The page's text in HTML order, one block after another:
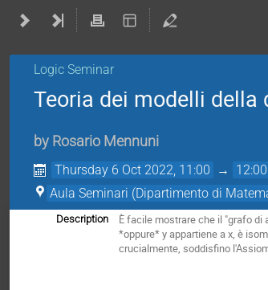
Logic Seminar
Teoria dei modelli della
by Rosario Mennuni
Thursday 6 Oct 2022, 11:00 → 12:00
Aula Seminari (Dipartimento di
Description
È facile mostrare che il "grafo di
*oppure* y appartiene a x, è
crucialmente, soddisfino